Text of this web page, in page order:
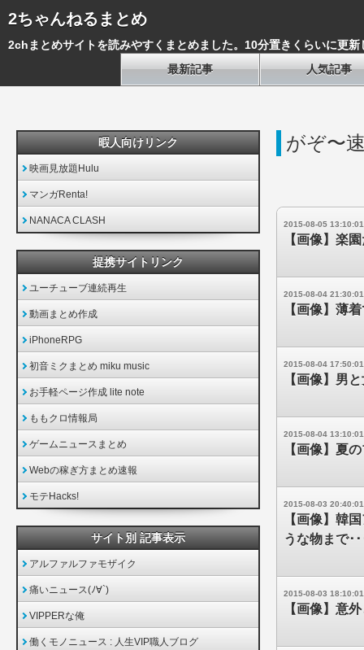
2ちゃんねるまとめ
2chまとめサイトを読みやすくまとめました。10分置きくらいに更新
最新記事
人気記事
がぞ〜
2015-08-05 13:10:01
【画像】楽
2015-08-04 21:30:01
【画像】薄
2015-08-04 17:50:01
【画像】男
2015-08-04 13:10:01
【画像】夏
2015-08-03 20:40:01
【画像】韓
うな物まで･･
2015-08-03 18:10:01
【画像】意
暇人向けリンク
映画見放題Hulu
マンガRenta!
NANACA CLASH
提携サイトリンク
ユーチューブ連続再生
動画まとめ作成
iPhoneRPG
初音ミクまとめ miku music
お手軽ページ作成 lite note
ももクロ情報局
ゲームニュースまとめ
Webの稼ぎ方まとめ速報
モテHacks!
サイト別 記事表示
アルファルファモザイク
痛いニュース(ﾉ∀`)
VIPPERな俺
働くモノニュース : 人生VIP職人ブログ